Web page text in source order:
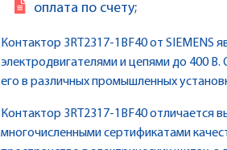
оплата по счету;
Контактор 3RT2317-1BF40 от
электродвигателями и цепями до 400
его в различных промышленных
Контактор 3RT2317-1BF40
многочисленными сертификатами